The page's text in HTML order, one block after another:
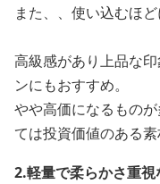
また、、使い込むほ
高級感があり上品な
ンにもおすすめ。
やや高価になるもの
ては投資価値のある素
2.軽量で柔らかさ重視